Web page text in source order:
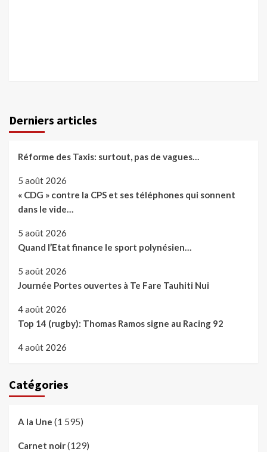
Derniers articles
Réforme des Taxis: surtout, pas de vagues…
5 août 2026
« CDG » contre la CPS et ses téléphones qui sonnent
dans le vide…
5 août 2026
Quand l’Etat finance le sport polynésien…
5 août 2026
Journée Portes ouvertes à Te Fare Tauhiti Nui
4 août 2026
Top 14 (rugby): Thomas Ramos signe au Racing 92
4 août 2026
Catégories
A la Une (1 595)
Carnet noir(129)